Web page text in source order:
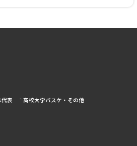
表 高校大学バスケ・その他